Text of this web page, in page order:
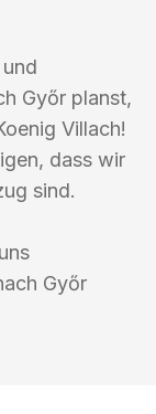
Győr planst,
Villach!
dass wir
sind.
Győr